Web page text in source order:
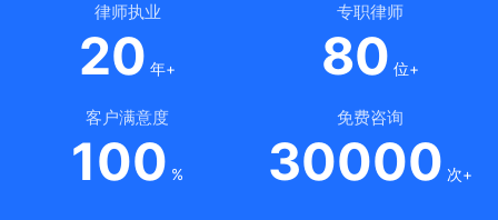
律师执业
20 年+
专职律师
80 位+
客户满意度
100 %
免费咨询
30000 次+